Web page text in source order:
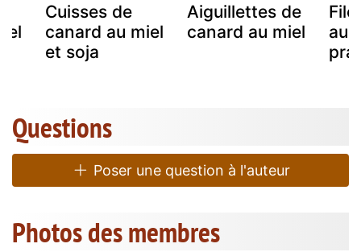
Cuisses de
canard au miel
et soja
Aiguillettes de
canard au miel
au
Questions
Poser une question à l'auteur
Photos des membres